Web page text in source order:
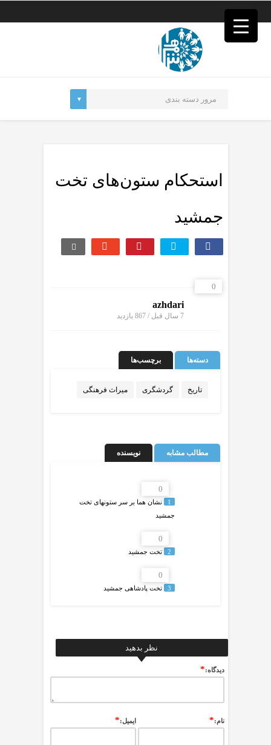
استحکام ستون‌های تخت
جمشید
0
azhdari
7 سال قبل / 867 بازدید
دسته‌ها برچسب‌ها
تاریخ گردشگری میراث فرهنگی
مطالب مشابه نویسنده
0
1
نشان هما بر سر ستونهای تخت
جمشید
0
2 تخت جمشید
0
3 تخت پادشاهی جمشید
نظر بدهید
ديدگاه:*
نام:* ایمیل:*